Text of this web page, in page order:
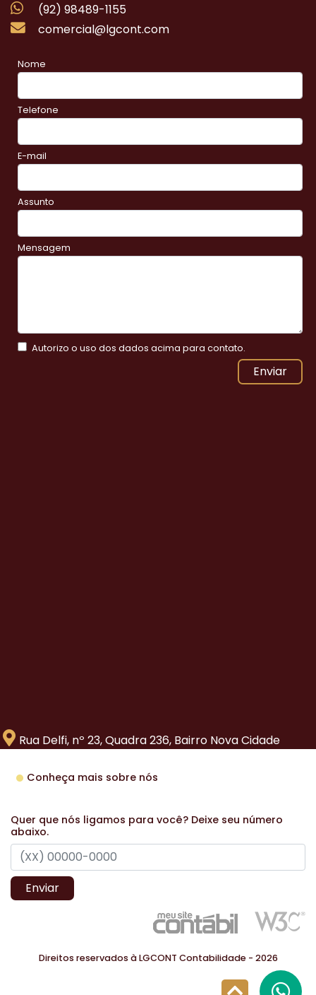
(92) 98489-1155
comercial@lgcont.com
Nome
Telefone
E-mail
Assunto
Mensagem
Autorizo o uso dos dados acima para contato.
Enviar
Rua Delfi, nº 23, Quadra 236, Bairro Nova Cidade
Conheça mais sobre nós
Quer que nós ligamos para você? Deixe seu número
abaixo.
Enviar
Direitos reservados à LGCONT Contabilidade - 2026